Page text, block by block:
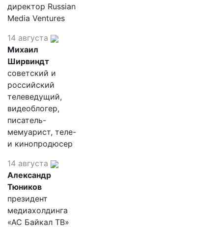
директор Russian
Media Ventures
14 августа
Михаил
Ширвиндт
советский и
российский
телеведущий,
видеоблогер,
писатель-
мемуарист, теле-
и кинопродюсер
14 августа
Александр
Тюников
президент
медиахолдинга
«АС Байкал ТВ»